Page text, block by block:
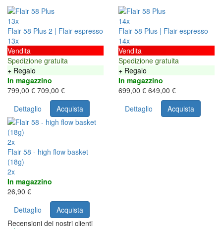
13x
Flair 58 Plus 2 | Flair espresso
13x
Vendita
Spedizione gratuita
+ Regalo
In magazzino
799,00 € 709,00 €
Dettaglio
Acquista
14x
Flair 58 Plus | Flair espresso
14x
Vendita
Spedizione gratuita
+ Regalo
In magazzino
699,00 € 649,00 €
Dettaglio
Acquista
2x
Flair 58 - high flow basket
(18g)
2x
In magazzino
26,90 €
Dettaglio
Acquista
Recensioni dei nostri clienti